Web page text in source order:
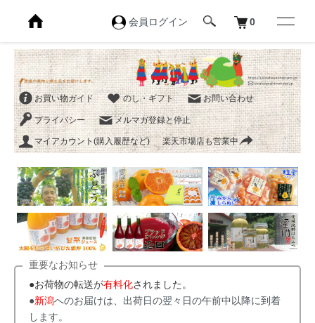
会員ログイン 0
お買い物ガイド のし・ギフト お問い合わせ
プライバシー メルマガ登録と停止
マイアカウント(購入履歴など) 楽天市場店も営業中
重要なお知らせ
●お荷物の転送が有料化されました。
●新潟へのお届けは、出荷日の翌々日の午前中以降に到着
します。